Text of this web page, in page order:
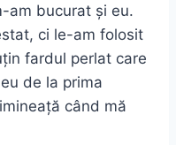
am bucurat și eu.
ci le-am folosit
fardul perlat care
de la prima
când mă